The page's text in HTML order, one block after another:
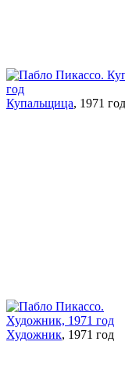
Купальщица, 1971 год
Художник, 1971 год